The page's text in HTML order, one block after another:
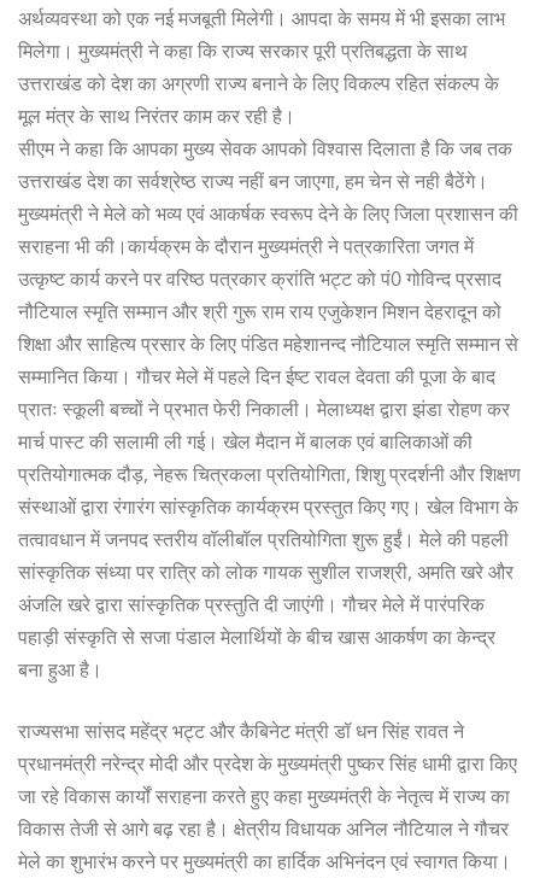
अर्थव्यवस्था को एक नई मजबूती मिलेगी। आपदा के समय में भी इसका लाभ
मिलेगा। मुख्यमंत्री ने कहा कि राज्य सरकार पूरी प्रतिबद्धता के साथ
उत्तराखंड को देश का अग्रणी राज्य बनाने के लिए विकल्प रहित संकल्प के
मूल मंत्र के साथ निरंतर काम कर रही है।
सीएम ने कहा कि आपका मुख्य सेवक आपको विश्वास दिलाता है कि जब तक
उत्तराखंड देश का सर्वश्रेष्ठ राज्य नहीं बन जाएगा, हम चेन से नही बैठेंगे।
मुख्यमंत्री ने मेले को भव्य एवं आकर्षक स्वरूप देने के लिए जिला प्रशासन की
सराहना भी की।कार्यक्रम के दौरान मुख्यमंत्री ने पत्रकारिता जगत में
उत्कृष्ट कार्य करने पर वरिष्ठ पत्रकार क्रांति भट्ट को पं0 गोविन्द प्रसाद
नौटियाल स्मृति सम्मान और श्री गुरू राम राय एजुकेशन मिशन देहरादून को
शिक्षा और साहित्य प्रसार के लिए पंडित महेशानन्द नौटियाल स्मृति सम्मान से
सम्मानित किया। गौचर मेले में पहले दिन ईष्ट रावल देवता की पूजा के बाद
प्रातः स्कूली बच्चों ने प्रभात फेरी निकाली। मेलाध्यक्ष द्वारा झंडा रोहण कर
मार्च पास्ट की सलामी ली गई। खेल मैदान में बालक एवं बालिकाओं की
प्रतियोगात्मक दौड़, नेहरू चित्रकला प्रतियोगिता, शिशु प्रदर्शनी और शिक्षण
संस्थाओं द्वारा रंगारंग सांस्कृतिक कार्यक्रम प्रस्तुत किए गए। खेल विभाग के
तत्वावधान में जनपद स्तरीय वॉलीबॉल प्रतियोगिता शुरू हुईं। मेले की पहली
सांस्कृतिक संध्या पर रात्रि को लोक गायक सुशील राजश्री, अमति खरे और
अंजलि खरे द्वारा सांस्कृतिक प्रस्तुति दी जाएंगी। गौचर मेले में पारंपरिक
पहाड़ी संस्कृति से सजा पंडाल मेलार्थियों के बीच खास आकर्षण का केन्द्र
बना हुआ है।
राज्यसभा सांसद महेंद्र भट्ट और कैबिनेट मंत्री डॉ धन सिंह रावत ने
प्रधानमंत्री नरेन्द्र मोदी और प्रदेश के मुख्यमंत्री पुष्कर सिंह धामी द्वारा किए
जा रहे विकास कार्यों सराहना करते हुए कहा मुख्यमंत्री के नेतृत्व में राज्य का
विकास तेजी से आगे बढ़ रहा है। क्षेत्रीय विधायक अनिल नौटियाल ने गौचर
मेले का शुभारंभ करने पर मुख्यमंत्री का हार्दिक अभिनंदन एवं स्वागत किया।